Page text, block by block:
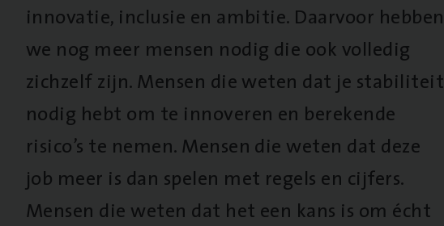
innovatie, inclusie en ambitie. Daarvoor hebben
we nog meer mensen nodig die ook volledig
zichzelf zijn. Mensen die weten dat je stabiliteit
nodig hebt om te innoveren en berekende
risico’s te nemen. Mensen die weten dat deze
job meer is dan spelen met regels en cijfers.
Mensen die weten dat het een kans is om écht